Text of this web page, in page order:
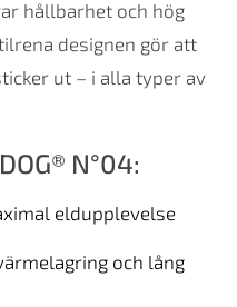
hållbarhet och hög
designen gör att
ut – i alla typer av
N°04:
eldupplevelse
och lång